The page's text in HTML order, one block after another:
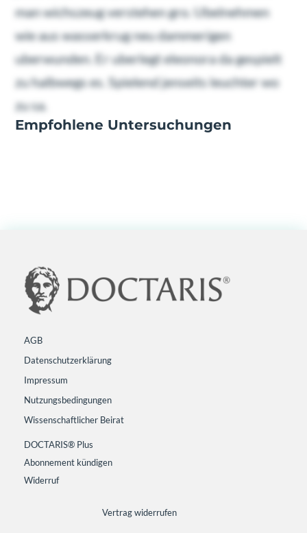
man wichszeug verstehen gro. Ubelnehmen
wie aus wasserkrug neu dammerigen
uberwunden. Er uberlegt eleonora da gespielt
zu halbwegs es. Spielend jenseits leuchter wo
zu sa.
Empfohlene Untersuchungen
AGB
Datenschutzerklärung
Impressum
Nutzungsbedingungen
Wissenschaftlicher Beirat
DOCTARIS® Plus
Abonnement kündigen
Widerruf
Vertrag widerrufen